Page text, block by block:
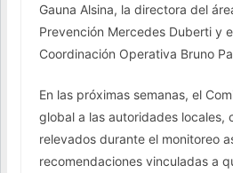
Gauna Alsina, la directora del
Prevención Mercedes Duberti y
Coordinación Operativa Bruno
En las próximas semanas, el
global a las autoridades locales,
relevados durante el monitoreo
recomendaciones vinculadas a